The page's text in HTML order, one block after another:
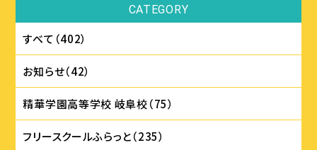
CONTACT
CATEGORY
すべて（402）
お知らせ（42）
精華学園⾼等学校 岐⾩校（75）
フリースクールふらっと（235）